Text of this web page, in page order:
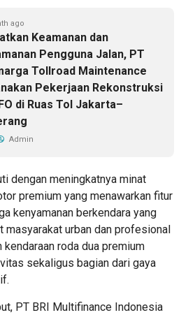
ago
Keamanan dan
Pengguna Jalan, PT
Tollroad Maintenance
Pekerjaan Rekonstruksi
di Ruas Tol Jakarta–
Admin
dengan meningkatnya minat
premium yang menawarkan fitur
kenyamanan berkendara yang
masyarakat urban dan profesional
roda dua premium
sekaligus bagian dari gaya
PT BRI Multifinance Indonesia